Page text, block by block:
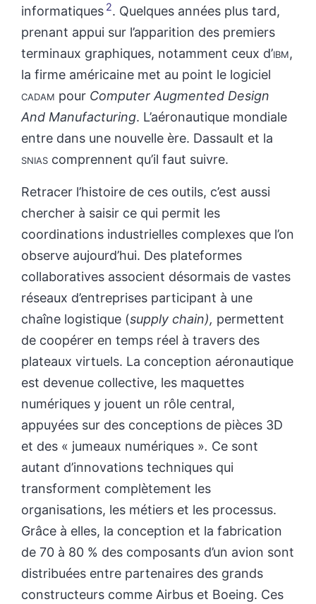
informatiques 2. Quelques années plus tard,
prenant appui sur l’apparition des premiers
terminaux graphiques, notamment ceux d’ibm,
la firme américaine met au point le logiciel
cadam pour Computer Augmented Design
And Manufacturing. L’aéronautique mondiale
entre dans une nouvelle ère. Dassault et la
snias comprennent qu’il faut suivre.
Retracer l’histoire de ces outils, c’est aussi
chercher à saisir ce qui permit les
coordinations industrielles complexes que l’on
observe aujourd’hui. Des plateformes
collaboratives associent désormais de vastes
réseaux d’entreprises participant à une
chaîne logistique (supply chain), permettent
de coopérer en temps réel à travers des
plateaux virtuels. La conception aéronautique
est devenue collective, les maquettes
numériques y jouent un rôle central,
appuyées sur des conceptions de pièces 3D
et des « jumeaux numériques ». Ce sont
autant d’innovations techniques qui
transforment complètement les
organisations, les métiers et les processus.
Grâce à elles, la conception et la fabrication
de 70 à 80 % des composants d’un avion sont
distribuées entre partenaires des grands
constructeurs comme Airbus et Boeing. Ces